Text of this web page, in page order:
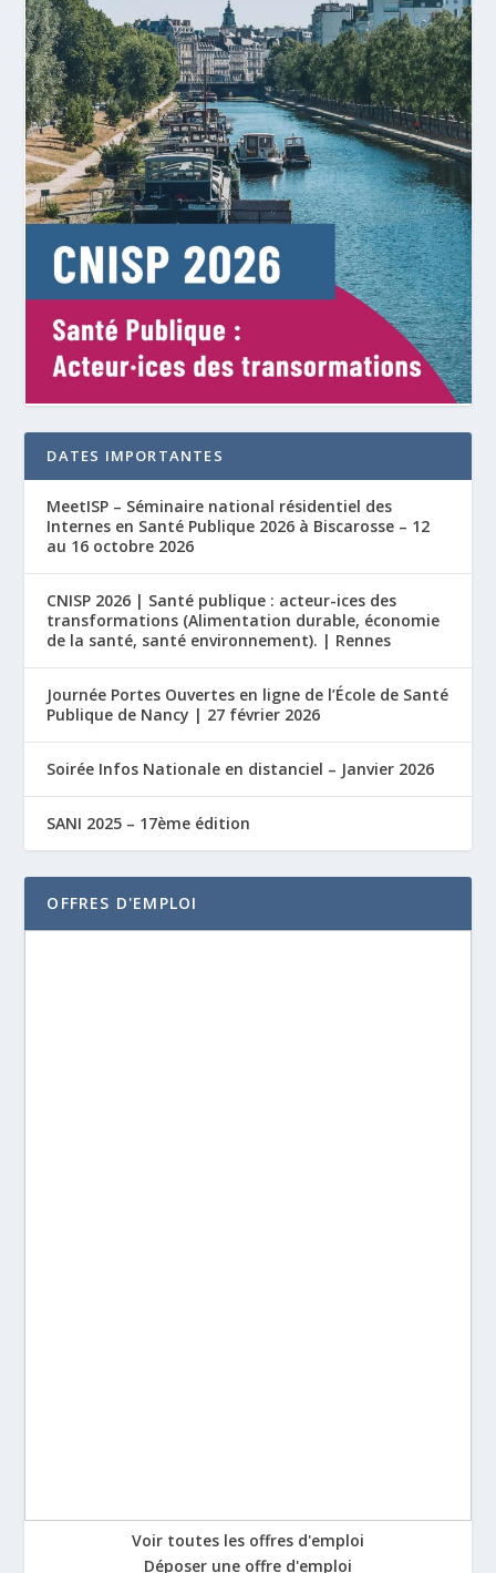
DATES IMPORTANTES
MeetISP – Séminaire national résidentiel des
Internes en Santé Publique 2026 à Biscarosse – 12
au 16 octobre 2026
CNISP 2026 | Santé publique : acteur-ices des
transformations (Alimentation durable, économie
de la santé, santé environnement). | Rennes
Journée Portes Ouvertes en ligne de l’École de Santé
Publique de Nancy | 27 février 2026
Soirée Infos Nationale en distanciel – Janvier 2026
SANI 2025 – 17ème édition
OFFRES D'EMPLOI
Voir toutes les offres d'emploi
Déposer une offre d'emploi